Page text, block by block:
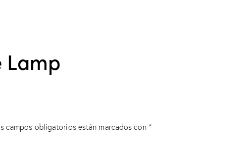
Lamp
campos obligatorios están marcados con *